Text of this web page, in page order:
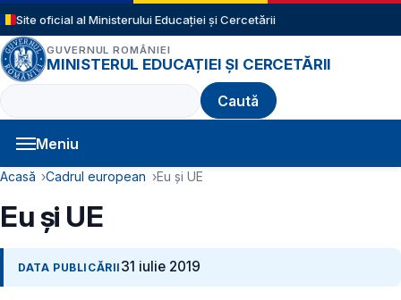
Sari la conținutul principal
Site oficial al Ministerului Educației și Cercetării
GUVERNUL ROMÂNIEI
MINISTERUL EDUCAȚIEI ȘI CERCETĂRII
Caută
Meniu
Navigație principală
Cale de navigare
Acasă Cadrul european Eu și UE
Eu și UE
DATA PUBLICĂRII 31 iulie 2019